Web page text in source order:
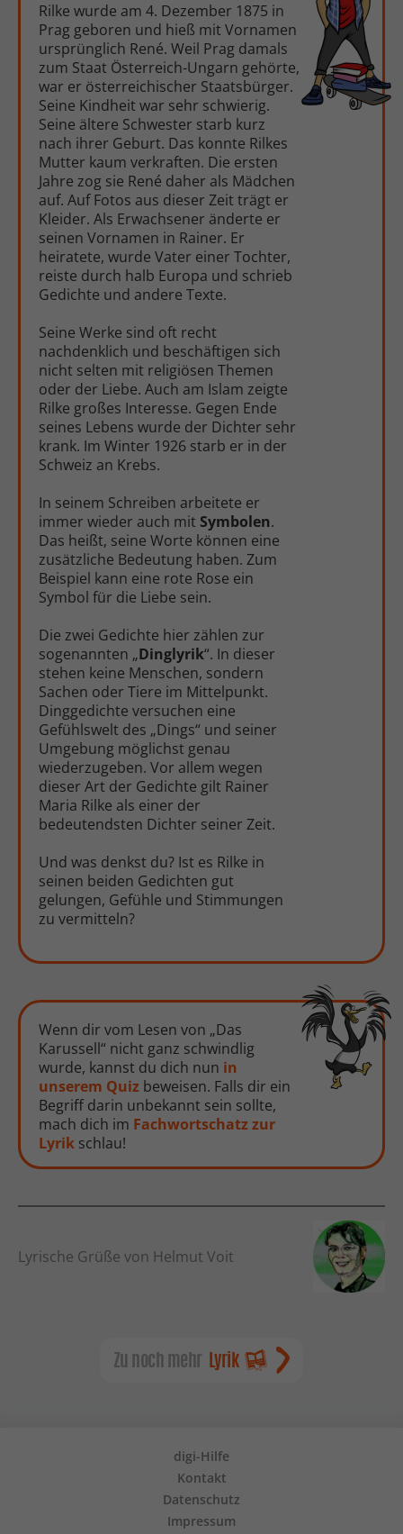
Rilke wurde am 4. Dezember 1875 in
Prag geboren und hieß mit Vornamen
ursprünglich René. Weil Prag damals
zum Staat Österreich-Ungarn gehörte,
war er österreichischer Staatsbürger.
Seine Kindheit war sehr schwierig.
Seine ältere Schwester starb kurz
nach ihrer Geburt. Das konnte Rilkes
Mutter kaum verkraften. Die ersten
Jahre zog sie René daher als Mädchen
auf. Auf Fotos aus dieser Zeit trägt er
Kleider. Als Erwachsener änderte er
seinen Vornamen in Rainer. Er
heiratete, wurde Vater einer Tochter,
reiste durch halb Europa und schrieb
Gedichte und andere Texte.
Seine Werke sind oft recht
nachdenklich und beschäftigen sich
nicht selten mit religiösen Themen
oder der Liebe. Auch am Islam zeigte
Rilke großes Interesse. Gegen Ende
seines Lebens wurde der Dichter sehr
krank. Im Winter 1926 starb er in der
Schweiz an Krebs.
In seinem Schreiben arbeitete er
immer wieder auch mit Symbolen.
Das heißt, seine Worte können eine
zusätzliche Bedeutung haben. Zum
Beispiel kann eine rote Rose ein
Symbol für die Liebe sein.
Die zwei Gedichte hier zählen zur
sogenannten „Dinglyrik“. In dieser
stehen keine Menschen, sondern
Sachen oder Tiere im Mittelpunkt.
Dinggedichte versuchen eine
Gefühlswelt des „Dings“ und seiner
Umgebung möglichst genau
wiederzugeben. Vor allem wegen
dieser Art der Gedichte gilt Rainer
Maria Rilke als einer der
bedeutendsten Dichter seiner Zeit.
Und was denkst du? Ist es Rilke in
seinen beiden Gedichten gut
gelungen, Gefühle und Stimmungen
zu vermitteln?
Wenn dir vom Lesen von „Das
Karussell“ nicht ganz schwindlig
wurde, kannst du dich nun in
unserem Quiz beweisen. Falls dir ein
Begriff darin unbekannt sein sollte,
mach dich im Fachwortschatz zur
Lyrik schlau!
Lyrische Grüße von Helmut Voit
Zu noch mehr Lyrik
digi-Hilfe
Kontakt
Datenschutz
Impressum